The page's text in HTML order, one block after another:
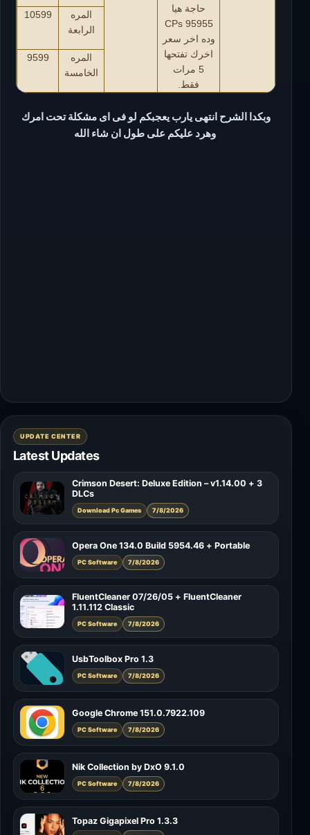
حاجة هيا
95955 CPs
وده اخر سعر
اخرك تفتحها
5 مرات
فقط.
المره
الرابعة
10599
المره
الخامسة
9599
وبكدا الشرح انتهى يارب يعجبكم لو فى اى مشكلة تحت امرك
UPDATE CENTER
Latest Updates
Crimson Desert: Deluxe Edition – v1.14.00 + 3
DLCs
Download Pc Games 7/8/2026
Opera One 134.0 Build 5954.46 + Portable
PC Software 7/8/2026
FluentCleaner 07/26/05 + FluentCleaner
1.11.112 Classic
PC Software 7/8/2026
UsbToolbox Pro 1.3
PC Software 7/8/2026
Google Chrome 151.0.7922.109
PC Software 7/8/2026
Nik Collection by DxO 9.1.0
PC Software 7/8/2026
Topaz Gigapixel Pro 1.3.3